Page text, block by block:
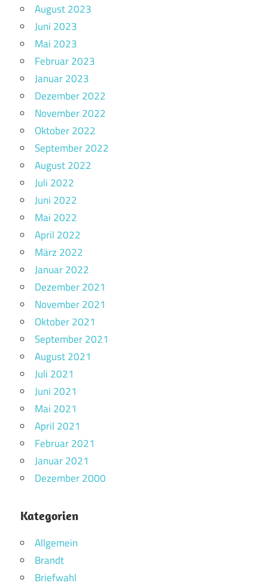
August 2023
Juni 2023
Mai 2023
Februar 2023
Januar 2023
Dezember 2022
November 2022
Oktober 2022
September 2022
August 2022
Juli 2022
Juni 2022
Mai 2022
April 2022
März 2022
Januar 2022
Dezember 2021
November 2021
Oktober 2021
September 2021
August 2021
Juli 2021
Juni 2021
Mai 2021
April 2021
Februar 2021
Januar 2021
Dezember 2000
Kategorien
Allgemein
Brandt
Briefwahl